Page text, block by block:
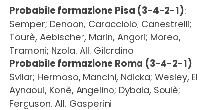
Probabile formazione Pisa (3-4-2-1):
Semper; Denoon, Caracciolo, Canestrelli;
Tourè, Aebischer, Marin, Angori; Moreo,
Tramoni; Nzola. All. Gilardino
Probabile formazione Roma (3-4-2-1):
Svilar; Hermoso, Mancini, Ndicka; Wesley, El
Aynaoui, Konè, Angelino; Dybala, Soulè;
Ferguson. All. Gasperini